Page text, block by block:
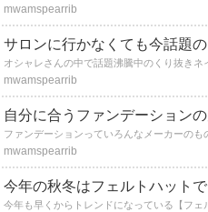
mwamspearrib
サロンに行かなくても今話題
mwamspearrib
自分に合うファンデーション
mwamspearrib
今年の秋冬はフェルトハット